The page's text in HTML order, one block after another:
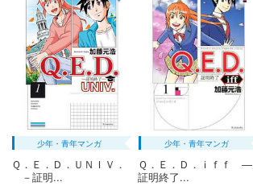
Ｑ．Ｅ．Ｄ．―証明終了―（２２）
594円 (税込)
完結
あらすじを表示する
Ｑ．Ｅ．Ｄ．―証明終了―（２３）
594円 (税込)
少年・青年マンガ
Ｑ．Ｅ．Ｄ．ＵＮＩＶ．
－証明...
少年・青年マンガ
Ｑ．Ｅ．Ｄ．ｉｆｆ ―
証明終了...